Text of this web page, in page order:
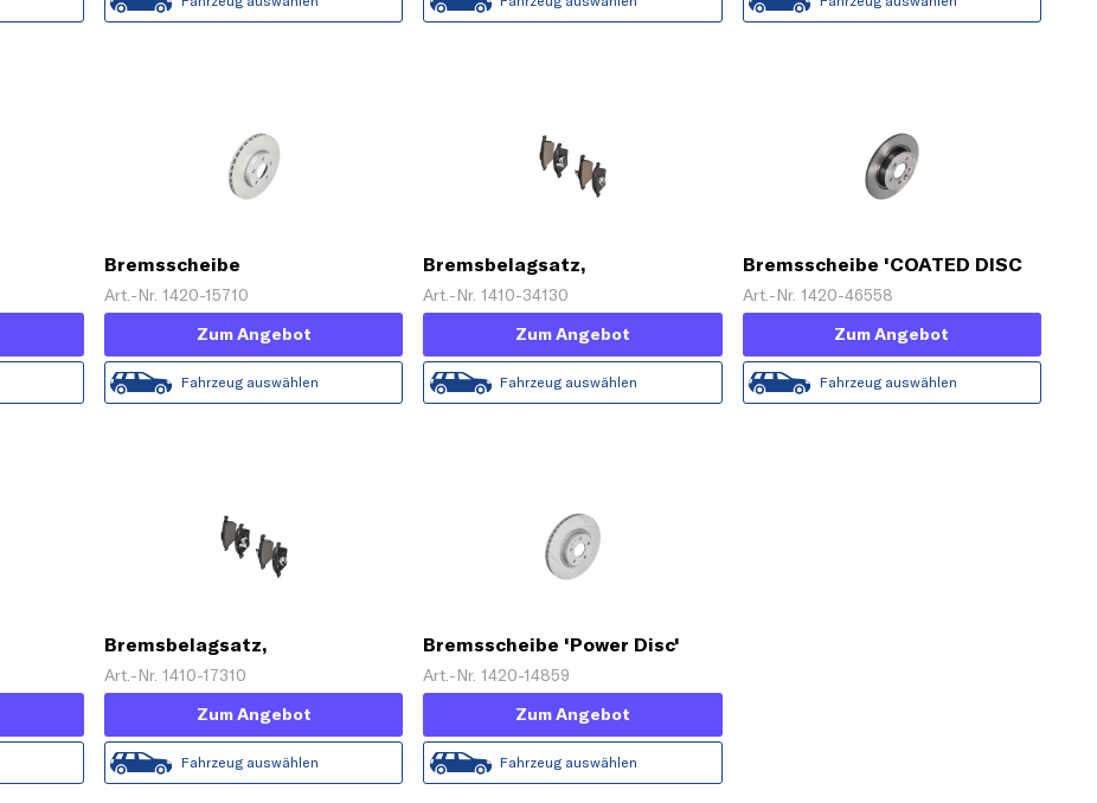
Bremsscheibe
Art.-Nr. 1420-15710
Zum Angebot
Fahrzeug auswählen
Bremsbelagsatz,
Scheibenbremse
Art.-Nr. 1410-34130
Zum Angebot
Fahrzeug auswählen
Bremsscheibe 'COATED DISC
LINE'
Art.-Nr. 1420-46558
Zum Angebot
Fahrzeug auswählen
Bremsbelagsatz,
Scheibenbremse 'ATE Ceramic'
Art.-Nr. 1410-17310
Zum Angebot
Fahrzeug auswählen
Bremsscheibe 'Power Disc'
Art.-Nr. 1420-14859
Zum Angebot
Fahrzeug auswählen